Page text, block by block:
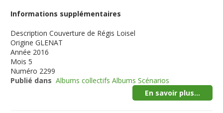
Informations supplémentaires
Description Couverture de Régis Loisel
Origine GLENAT
Année 2016
Mois 5
Numéro 2299
Publié dans Albums collectifs Albums Scénarios
En savoir plus...